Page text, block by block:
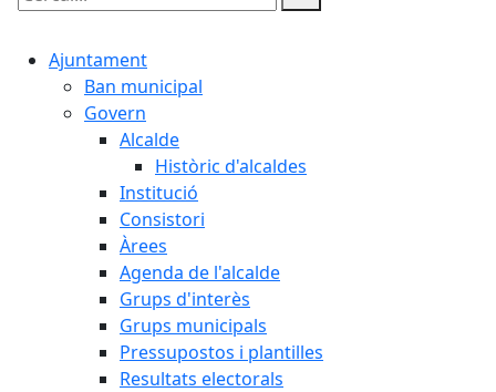
Cercar:
Ajuntament
Ban municipal
Govern
Alcalde
Històric d'alcaldes
Institució
Consistori
Àrees
Agenda de l'alcalde
Grups d'interès
Grups municipals
Pressupostos i plantilles
Resultats electorals